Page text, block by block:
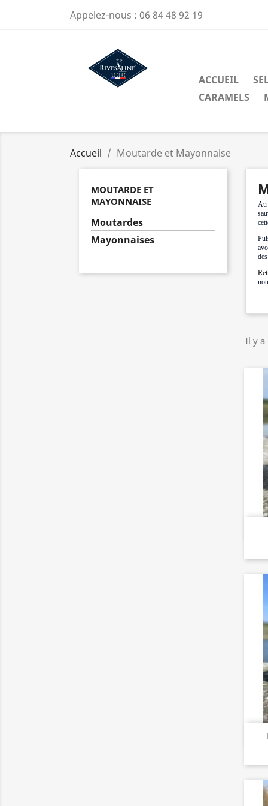
Appelez-nous : 06 84 48 92 19
ACCUEIL
CARAMELS
Accueil Moutarde et Mayonnaise
MOUTARDE ET
MAYONNAISE
Moutardes
Mayonnaises
Au
Il y a